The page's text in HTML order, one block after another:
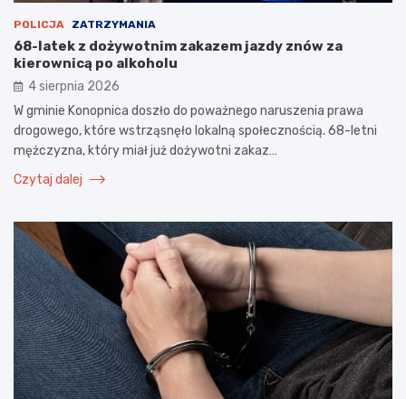
POLICJA ZATRZYMANIA
68-latek z dożywotnim zakazem jazdy znów za
kierownicą po alkoholu
4 sierpnia 2026
W gminie Konopnica doszło do poważnego naruszenia prawa
drogowego, które wstrząsnęło lokalną społecznością. 68-letni
mężczyzna, który miał już dożywotni zakaz…
Czytaj dalej